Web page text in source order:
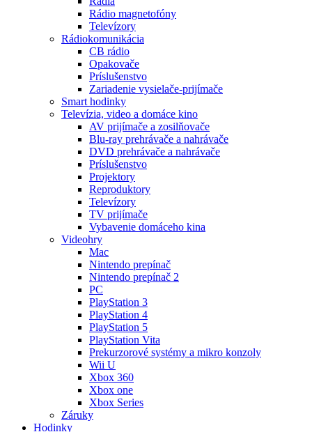
Rádio magnetofóny
Televízory
Rádiokomunikácia
CB rádio
Opakovače
Príslušenstvo
Zariadenie vysielače-prijímače
Smart hodinky
Televízia, video a domáce kino
AV prijímače a zosilňovače
Blu-ray prehrávače a nahrávače
DVD prehrávače a nahrávače
Príslušenstvo
Projektory
Reproduktory
Televízory
TV prijímače
Vybavenie domáceho kina
Videohry
Mac
Nintendo prepínač
Nintendo prepínač 2
PC
PlayStation 3
PlayStation 4
PlayStation 5
PlayStation Vita
Prekurzorové systémy a mikro konzoly
Wii U
Xbox 360
Xbox one
Xbox Series
Záruky
Hodinky